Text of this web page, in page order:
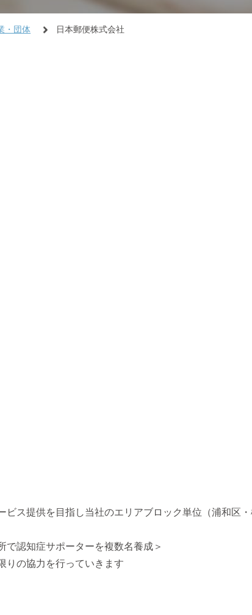
・団体 日本郵便株式会社
ビス提供を目指し当社のエリアブロック単位（浦和区
で認知症サポーターを複数名養成＞
りの協力を行っていきます